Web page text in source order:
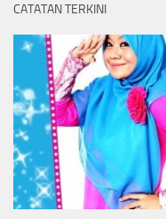
CATATAN TERKINI